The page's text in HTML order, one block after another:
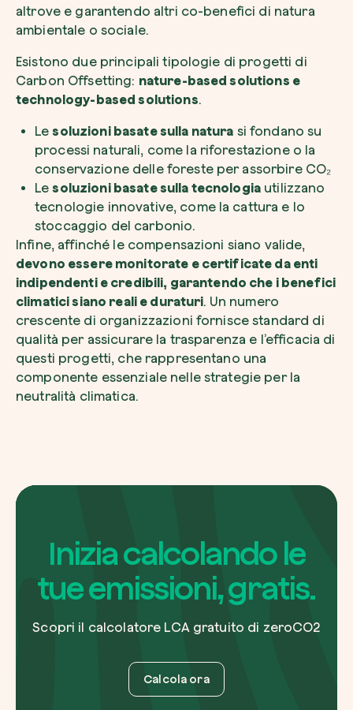
altrove e garantendo altri co-benefici di natura
ambientale o sociale.
Esistono due principali tipologie di progetti di
Carbon Offsetting: nature-based solutions e
technology-based solutions.
Lesoluzioni basate sulla natura si fondano su
processi naturali, come la riforestazione o la
conservazione delle foreste per assorbire CO₂
Lesoluzioni basate sulla tecnologia utilizzano
tecnologie innovative, come la cattura e lo
stoccaggio del carbonio.
Infine, affinché le compensazioni siano valide,
devono essere monitorate e certificate da enti
indipendenti e credibili, garantendo che i benefici
climatici siano reali e duraturi. Un numero
crescente di organizzazioni fornisce standard di
qualità per assicurare la trasparenza e l’efficacia di
questi progetti, che rappresentano una
componente essenziale nelle strategie per la
neutralità climatica.
Inizia calcolando le
tue emissioni, gratis.
Scopri il calcolatore LCA gratuito di zeroCO2
Calcola ora